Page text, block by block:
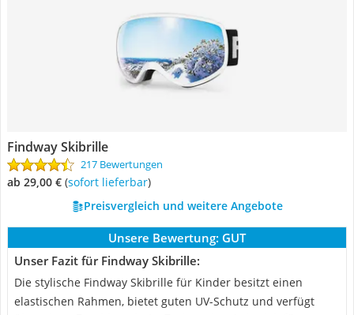
Findway Skibrille
217 Bewertungen
ab 29,00 € ( Sofort lieferbar)
Preisvergleich und weitere Angebote
Unsere Bewertung: GUT
Unser Fazit für Findway Skibrille:
Die stylische Findway Skibrille für Kinder besitzt einen
elastischen Rahmen, bietet guten UV-Schutz und verfügt